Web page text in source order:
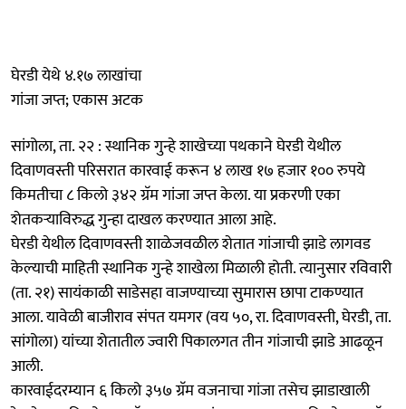
घेरडी येथे ४.१७ लाखांचा
गांजा जप्त; एकास अटक
सांगोला, ता. २२ : स्थानिक गुन्हे शाखेच्या पथकाने घेरडी येथील
दिवाणवस्ती परिसरात कारवाई करून ४ लाख १७ हजार १०० रुपये
किमतीचा ८ किलो ३४२ ग्रॅम गांजा जप्त केला. या प्रकरणी एका
शेतकऱ्याविरुद्ध गुन्हा दाखल करण्यात आला आहे.
घेरडी येथील दिवाणवस्ती शाळेजवळील शेतात गांजाची झाडे लागवड
केल्याची माहिती स्थानिक गुन्हे शाखेला मिळाली होती. त्यानुसार रविवारी
(ता. २१) सायंकाळी साडेसहा वाजण्याच्या सुमारास छापा टाकण्यात
आला. यावेळी बाजीराव संपत यमगर (वय ५०, रा. दिवाणवस्ती, घेरडी, ता.
सांगोला) यांच्या शेतातील ज्वारी पिकालगत तीन गांजाची झाडे आढळून
आली.
कारवाईदरम्यान ६ किलो ३५७ ग्रॅम वजनाचा गांजा तसेच झाडाखाली